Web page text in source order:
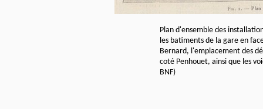
Plan d'ensemble des
les batiments de la gare en
Bernard, l'emplacement des
coté Penhouet, ainsi que les
BNF)